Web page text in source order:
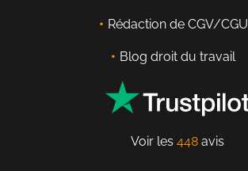
Rédaction de CGV/CGU
Blog droit du travail
Voir les 448 avis